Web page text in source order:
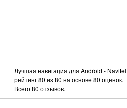
Лучшая навигация для Android -
рейтинг80 из 80 на основе 80 оценок.
Всего80 отзывов.